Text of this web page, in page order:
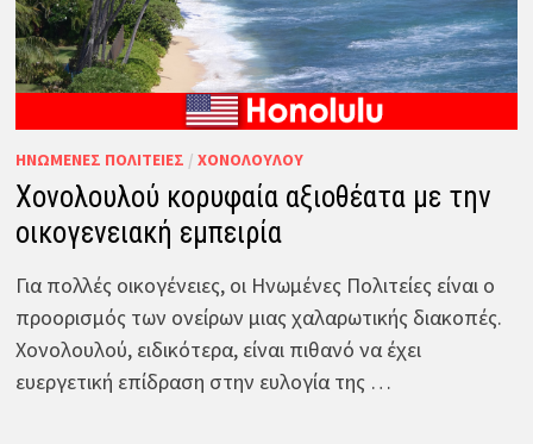
ΗΝΩΜΈΝΕΣ ΠΟΛΙΤΕΊΕΣ / ΧΟΝΟΛΟΎΛΟΥ
Χονολουλού κορυφαία αξιοθέατα με την
οικογενειακή εμπειρία
Για πολλές οικογένειες, οι Ηνωμένες Πολιτείες είναι ο
προορισμός των ονείρων μιας χαλαρωτικής διακοπές.
Χονολουλού, ειδικότερα, είναι πιθανό να έχει
ευεργετική επίδραση στην ευλογία της …